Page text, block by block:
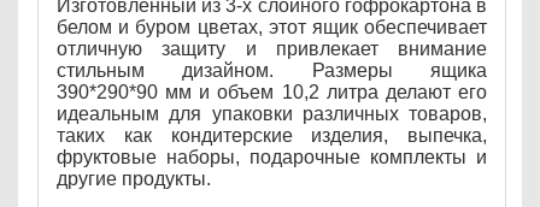
Изготовленный из 3-х слойного гофрокартона в
белом и буром цветах, этот ящик обеспечивает
отличную защиту и привлекает внимание
стильным дизайном. Размеры ящика
390*290*90 мм и объем 10,2 литра делают его
идеальным для упаковки различных товаров,
таких как кондитерские изделия, выпечка,
фруктовые наборы, подарочные комплекты и
другие продукты.